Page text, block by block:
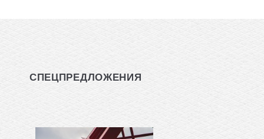
СПЕЦПРЕДЛОЖЕНИЯ